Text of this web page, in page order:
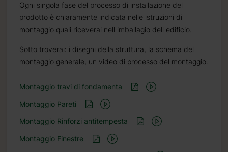
Ogni singola fase del processo di installazione del
prodotto è chiaramente indicata nelle istruzioni di
montaggio quali riceverai nell imballagio dell edificio.
Sotto troverai: i disegni della struttura, la schema del
montaggio generale, un video di processo del montaggio.
Montaggio travi di fondamenta
Montaggio Pareti
Montaggio Rinforzi antitempesta
Montaggio Finestre